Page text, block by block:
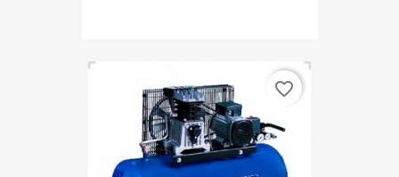
favorite_border